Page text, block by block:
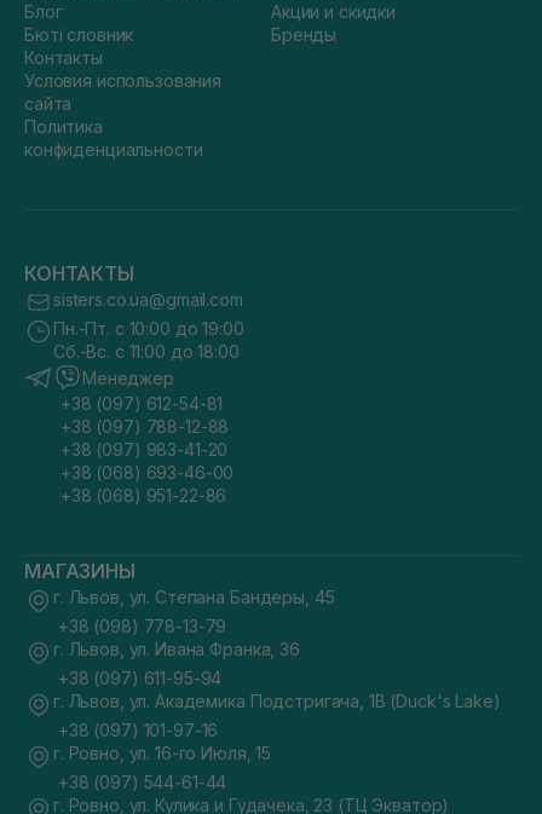
Блог
Бюті словник
Контакты
Условия использования
сайта
Политика
конфиденциальности
Акции и скидки
Бренды
КОНТАКТЫ
sisters.co.ua@gmail.com
Пн.-Пт. с 10:00 до 19:00
Сб.-Вс. с 11:00 до 18:00
Менеджер
+38 (097) 612-54-81
+38 (097) 788-12-88
+38 (097) 983-41-20
+38 (068) 693-46-00
+38 (068) 951-22-86
МАГАЗИНЫ
г. Львов, ул. Степана Бандеры, 45
+38 (098) 778-13-79
г. Львов, ул. Ивана Франка, 36
+38 (097) 611-95-94
г. Львов, ул. Академика Подстригача, 1В (Duck's Lake)
+38 (097) 101-97-16
г. Ровно, ул. 16-го Июля, 15
+38 (097) 544-61-44
г. Ровно, ул. Кулика и Гудачека, 23 (ТЦ Экватор)